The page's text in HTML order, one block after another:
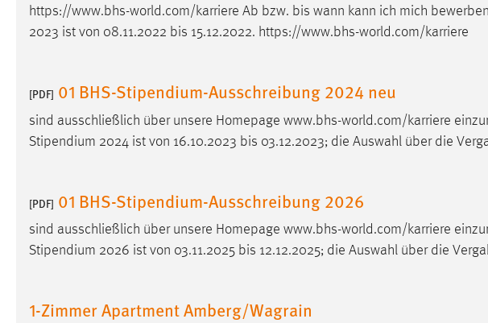
https://www.bhs-world.com/karriere Ab bzw. bis wann kann ich mich
2023 ist von 08.11.2022 bis 15.12.2022. https://www.bhs-world.com/karriere
[PDF] 01 BHS-Stipendium-Ausschreibung 2024 neu
sind ausschließlich über unsere Homepage www.bhs-world.com/karriere
Stipendium 2024 ist von 16.10.2023 bis 03.12.2023; die Auswahl über die
[PDF] 01 BHS-Stipendium-Ausschreibung 2026
sind ausschließlich über unsere Homepage www.bhs-world.com/karriere
Stipendium 2026 ist von 03.11.2025 bis 12.12.2025; die Auswahl über die
1-Zimmer Apartment Amberg/Wagrain
in diesem Cookie gespeichert, ob man
eingeloggt ist.
Zweck:
Das Cookie speichert die gewählte
Chat
5e9dbeb1811c0446